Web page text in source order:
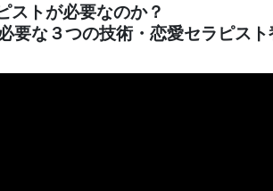
ストが必要なのか？
要な３つの技術・恋愛セラピスト